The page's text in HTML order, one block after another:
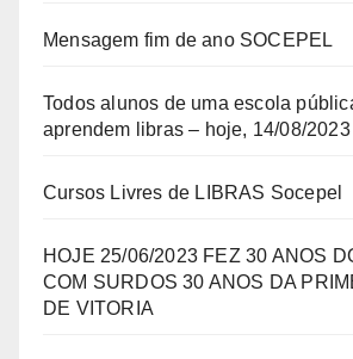
Mensagem fim de ano SOCEPEL
Todos alunos de uma escola
aprendem libras – hoje, 14/08/2023
Cursos Livres de LIBRAS Socepel
HOJE 25/06/2023 FEZ 30 ANOS
COM SURDOS 30 ANOS DA
DE VITORIA